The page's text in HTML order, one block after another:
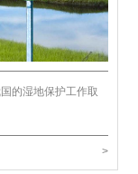
的湿地保护工作取
>